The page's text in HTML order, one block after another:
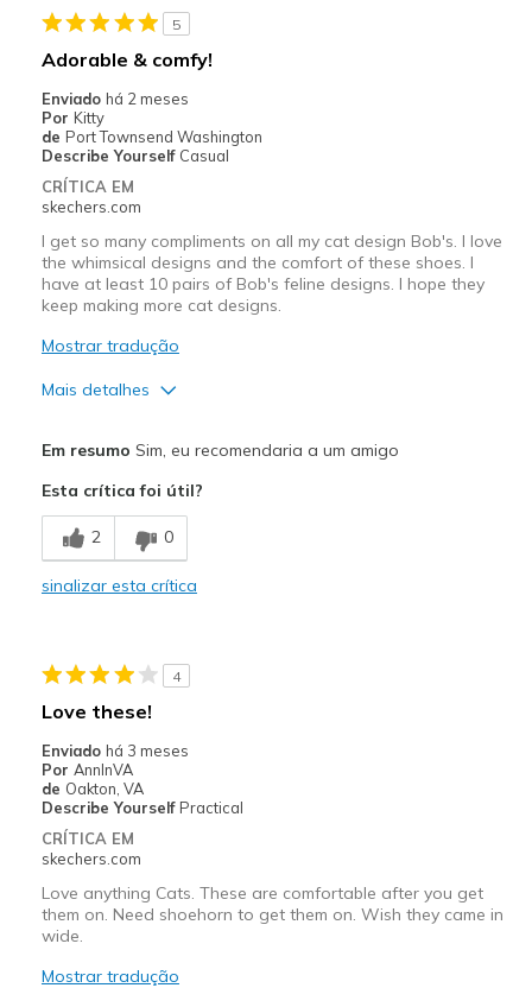
Going Out
Travel
Sizing
Feels half size too big
View On Shoes
I'm Into Shoes
5
Adorable & comfy!
Enviado há 2 meses
Por Kitty
de Port Townsend Washington
Describe Yourself Casual
CRÍTICA EM
skechers.com
I get so many compliments on all my cat design Bob's. I love
the whimsical designs and the comfort of these shoes. I
have at least 10 pairs of Bob's feline designs. I hope they
keep making more cat designs.
Mostrar tradução
Mais detalhes
Comfortable
Durable
Travel
Width
Sizing
View On Shoes
I'm Into Shoes
Em resumo Sim, eu recomendaria a um amigo
Esta crítica foi útil?
2 0
sinalizar esta crítica
4
Love these!
Enviado há 3 meses
Por AnnInVA
de Oakton, VA
Describe Yourself Practical
CRÍTICA EM
skechers.com
Love anything Cats. These are comfortable after you get
them on. Need shoehorn to get them on. Wish they came in
wide.
Mostrar tradução